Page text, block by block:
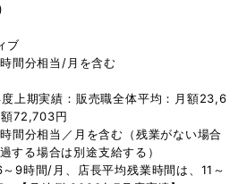
ブ
間分相当/月を含む
上期実績：販売職全体平均：月額23,6
72,703円
間分相当／月を含む（残業がない場合
する場合は別途支給する）
9時間/月、店長平均残業時間は、11～